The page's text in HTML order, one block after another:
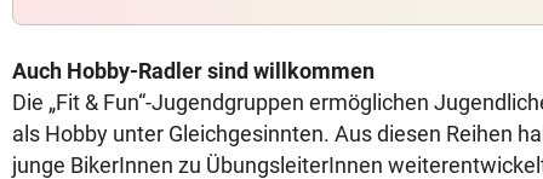
Auch Hobby-Radler sind willkommen
Die „Fit & Fun“-Jugendgruppen ermöglichen
als Hobby unter Gleichgesinnten. Aus diesen Reihen
junge BikerInnen zu ÜbungsleiterInnen